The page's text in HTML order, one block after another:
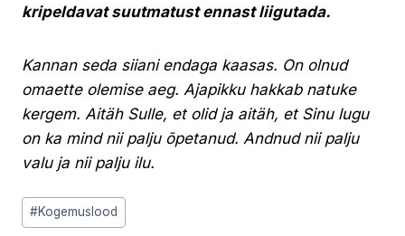
kripeldavat suutmatust ennast liigutada.
Kannan seda siiani endaga kaasas. On olnud
omaette olemise aeg. Ajapikku hakkab natuke
kergem. Aitäh Sulle, et olid ja aitäh, et Sinu lugu
on ka mind nii palju õpetanud. Andnud nii palju
valu ja nii palju ilu.
Post
Tags:
#Kogemuslood